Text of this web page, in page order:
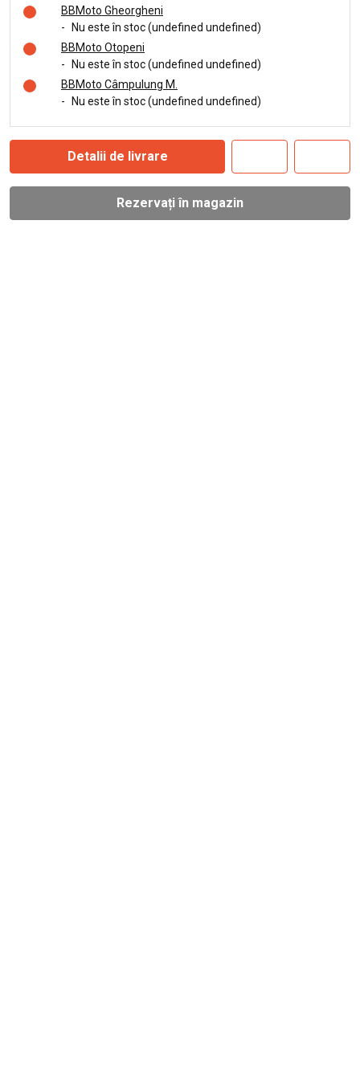
BBMoto Gheorgheni
-
Nu este în stoc (undefined undefined)
BBMoto Otopeni
-
Nu este în stoc (undefined undefined)
BBMoto Câmpulung M.
-
Nu este în stoc (undefined undefined)
Detalii de livrare
Rezervați în magazin